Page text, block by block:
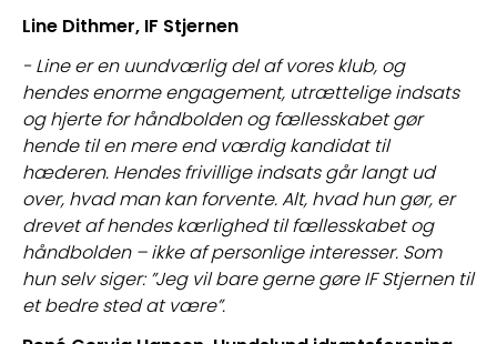
Line Dithmer, IF Stjernen
- Line er en uundværlig del af vores klub, og
hendes enorme engagement, utrættelige indsats
og hjerte for håndbolden og fællesskabet gør
hende til en mere end værdig kandidat til
hæderen. Hendes frivillige indsats går langt ud
over, hvad man kan forvente. Alt, hvad hun gør, er
drevet af hendes kærlighed til fællesskabet og
håndbolden – ikke af personlige interesser. Som
hun selv siger: ”Jeg vil bare gerne gøre IF Stjernen til
et bedre sted at være”.